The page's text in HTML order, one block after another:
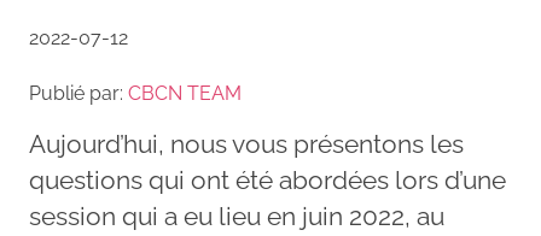
2022-07-12
Publié par: CBCN TEAM
Aujourd’hui, nous vous présentons les
questions qui ont été abordées lors d’une
session qui a eu lieu en juin 2022, au